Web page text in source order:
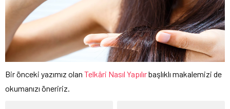
Bir önceki yazımız olan Telkâri Nasıl Yapılırbaşlıklı makalemizi de
okumanızı öneririz.